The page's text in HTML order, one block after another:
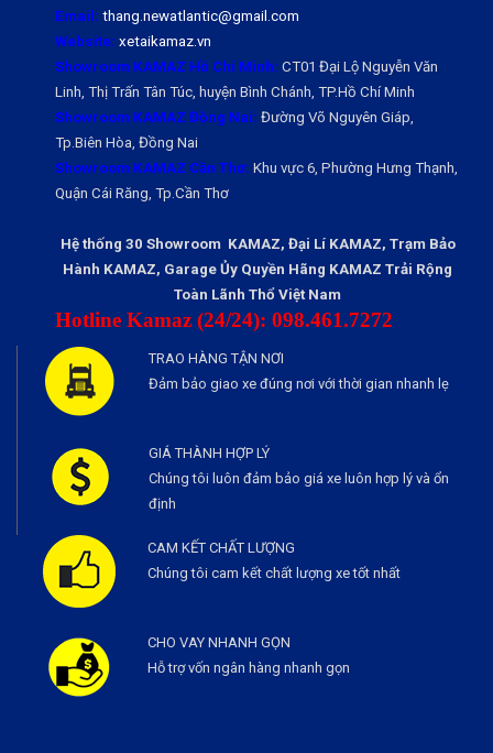
Email: thang.newatlantic@gmail.com
Website: xetaikamaz.vn
Showroom KAMAZ Hồ Chí Minh: CT01 Đại Lộ Nguyễn Văn
Linh, Thị Trấn Tân Túc, huyện Bình Chánh, TP.Hồ Chí Minh
Showroom KAMAZ Đồng Nai: Đường Võ Nguyên Giáp,
Tp.Biên Hòa, Đồng Nai
Showroom KAMAZ Cần Thơ: Khu vực 6, Phường Hưng Thạnh,
Quận Cái Răng, Tp.Cần Thơ
Hệ thống 30 Showroom KAMAZ, Đại Lí KAMAZ, Trạm Bảo
Hành KAMAZ, Garage Ủy Quyền Hãng KAMAZ Trải Rộng
Toàn Lãnh Thổ Việt Nam
Hotline Kamaz (24/24): 098.461.7272
TRAO HÀNG TẬN NƠI
Đảm bảo giao xe đúng nơi với thời gian nhanh lẹ
GIÁ THÀNH HỢP LÝ
Chúng tôi luôn đảm bảo giá xe luôn hợp lý và ổn
định
CAM KẾT CHẤT LƯỢNG
Chúng tôi cam kết chất lượng xe tốt nhất
CHO VAY NHANH GỌN
Hỗ trợ vốn ngân hàng nhanh gọn